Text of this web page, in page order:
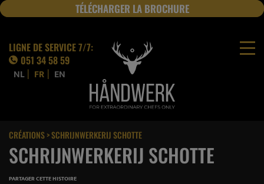
NL | FR | EN
JOBS
TÉLÉCHARGER LA BROCHURE
LIGNE DE SERVICE 7/7:
051 34 58 59
CRÉATIONS> SCHRIJNWERKERIJ SCHOTTE
SCHRIJNWERKERIJ SCHOTTE
PARTAGER CETTE HISTOIRE